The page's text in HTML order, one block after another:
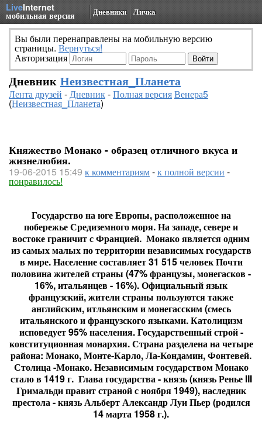
LiveInternet
мобильная версия Дневники Личка
Вы были перенаправлены на мобильную версию
страницы. Вернуться!
Авторизация
Дневник Неизвестная_Планета
Лента друзей -Дневник-Полная версияВенера5
(Неизвестная_Планета)
Княжество Монако - образец отличного вкуса и
жизнелюбия.
19-06-2015 15:49 к комментариям-к полной версии -
понравилось!
Государство на юге Европы, расположенное на
побережье Средиземного моря. На западе, севере и
востоке граничит с Францией. Монако является одним
из самых малых по территории независимых государств
в мире. Население составляет 31 515 человек Почти
половина жителей страны (47% французы, монегасков -
16%, итальянцев - 16%). Официальный язык
французский, жители страны пользуются также
английским, итльянским и монегасским (смесь
итальянского и французского языками. Католицизм
исповедует 95% населения. Государственный строй -
конституционная монархия. Страна разделена на четыре
района: Монако, Монте-Карло, Ла-Кондамин, Фонтевей.
Столица -Монако. Независимым государством Монако
стало в 1419 г. Глава государства - князь (князь Ренье III
Гримальди правит страной с ноября 1949), наследник
престола - князь Альберт Александр Луи Пьер (родился
14 марта 1958 г.).